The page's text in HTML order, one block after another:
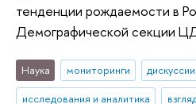
тенденции рождаемости в
Демографической секции
Наука мониторинги
дискуссии
исследования и аналитика